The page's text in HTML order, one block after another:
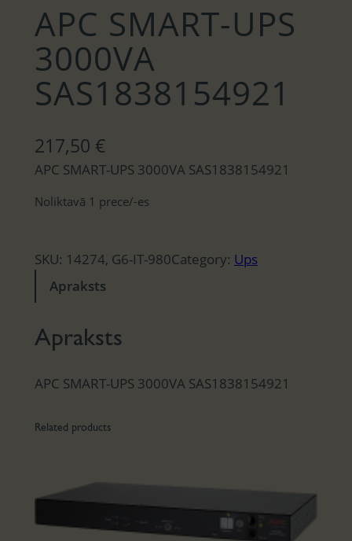
APC SMART-UPS
3000VA
SAS1838154921
217,50 €
APC SMART-UPS 3000VA SAS1838154921
Noliktavā 1 prece/-es
SKU: 14274, G6-IT-980Category: Ups
Apraksts
Apraksts
APC SMART-UPS 3000VA SAS1838154921
Related products